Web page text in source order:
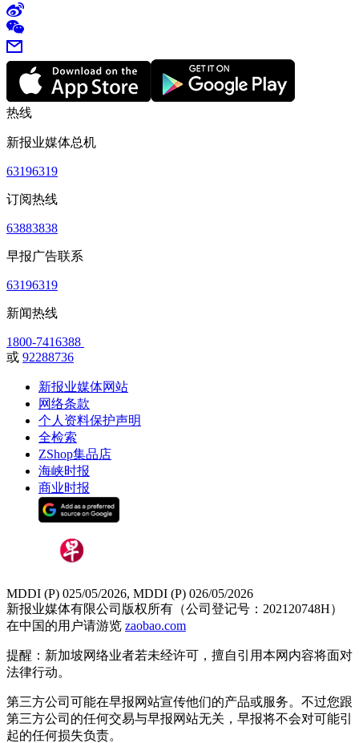
热线
新报业媒体总机
63196319
订阅热线
63883838
早报广告联系
63196319
新闻热线
1800-7416388
或 92288736
新报业媒体网站
网络条款
个人资料保护声明
全检索
ZShop集品店
海峡时报
商业时报
MDDI (P) 025/05/2026, MDDI (P) 026/05/2026
新报业媒体有限公司版权所有（公司登记号：202120748H）
在中国的用户请游览 zaobao.com
提醒：新加坡网络业者若未经许可，擅自引用本网内容将面对
法律行动。
第三方公司可能在早报网站宣传他们的产品或服务。不过您跟
第三方公司的任何交易与早报网站无关，早报将不会对可能引
起的任何损失负责。